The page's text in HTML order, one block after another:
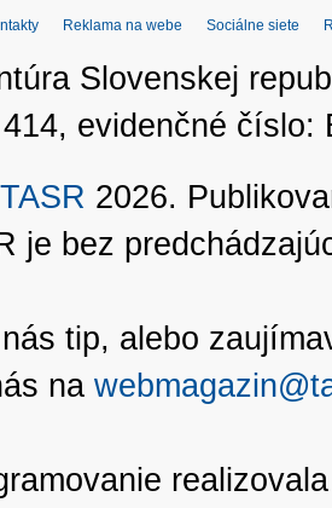
Reklama na webe Sociálne siete
Slovenskej
evidenčné číslo:
TASR 2026.
je bez
tip, alebo
na